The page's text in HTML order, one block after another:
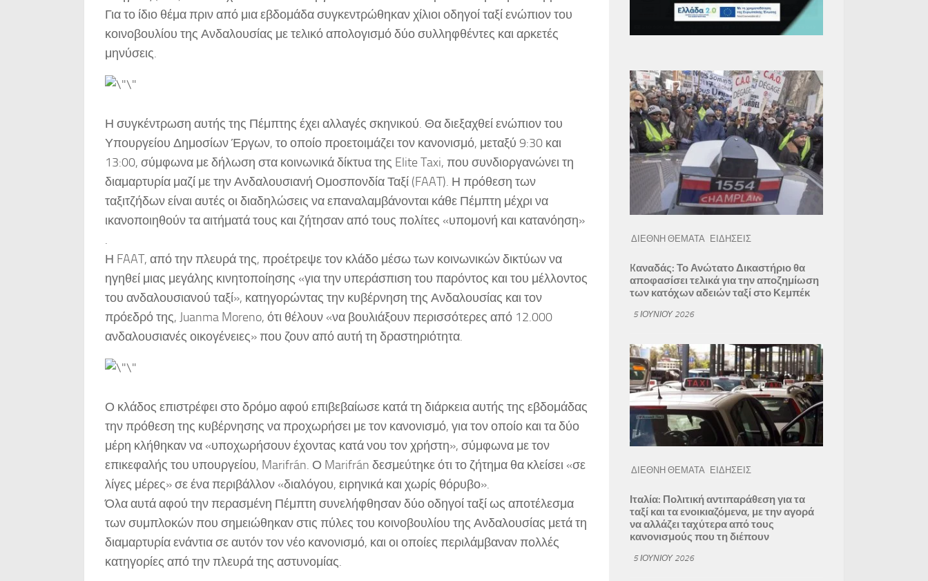
Για το ίδιο θέμα πριν από μια εβδομάδα συγκεντρώθηκαν χίλιοι οδηγοί ταξί ενώπιον του
κοινοβουλίου της Ανδαλουσίας με τελικό απολογισμό δύο συλληφθέντες και αρκετές
μηνύσεις.
Η συγκέντρωση αυτής της Πέμπτης έχει αλλαγές σκηνικού. Θα διεξαχθεί ενώπιον του
Υπουργείου Δημοσίων Έργων, το οποίο προετοιμάζει τον κανονισμό, μεταξύ 9:30 και
13:00, σύμφωνα με δήλωση στα κοινωνικά δίκτυα της Elite Taxi, που συνδιοργανώνει τη
διαμαρτυρία μαζί με την Ανδαλουσιανή Ομοσπονδία Ταξί (FAAT). Η πρόθεση των
ταξιτζήδων είναι αυτές οι διαδηλώσεις να επαναλαμβάνονται κάθε Πέμπτη μέχρι να
ικανοποιηθούν τα αιτήματά τους και ζήτησαν από τους πολίτες «υπομονή και κατανόηση»
.
Η FAAT, από την πλευρά της, προέτρεψε τον κλάδο μέσω των κοινωνικών δικτύων να
ηγηθεί μιας μεγάλης κινητοποίησης «για την υπεράσπιση του παρόντος και του μέλλοντος
του ανδαλουσιανού ταξί», κατηγορώντας την κυβέρνηση της Ανδαλουσίας και τον
πρόεδρό της, Juanma Moreno, ότι θέλουν «να βουλιάξουν περισσότερες από 12.000
ανδαλουσιανές οικογένειες» που ζουν από αυτή τη δραστηριότητα.
Ο κλάδος επιστρέφει στο δρόμο αφού επιβεβαίωσε κατά τη διάρκεια αυτής της εβδομάδας
την πρόθεση της κυβέρνησης να προχωρήσει με τον κανονισμό, για τον οποίο και τα δύο
μέρη κλήθηκαν να «υποχωρήσουν έχοντας κατά νου τον χρήστη», σύμφωνα με τον
επικεφαλής του υπουργείου, Marifrán. Ο Marifrán δεσμεύτηκε ότι το ζήτημα θα κλείσει «σε
λίγες μέρες» σε ένα περιβάλλον «διαλόγου, ειρηνικά και χωρίς θόρυβο».
Όλα αυτά αφού την περασμένη Πέμπτη συνελήφθησαν δύο οδηγοί ταξί ως αποτέλεσμα
των συμπλοκών που σημειώθηκαν στις πύλες του κοινοβουλίου της Ανδαλουσίας μετά τη
διαμαρτυρία ενάντια σε αυτόν τον νέο κανονισμό, και οι οποίες περιλάμβαναν πολλές
κατηγορίες από την πλευρά της αστυνομίας.
ΔΙΕΘΝΗ ΘΕΜΑΤΑ ΕΙΔΗΣΕΙΣ
Kαναδάς: Το Ανώτατο Δικαστήριο θα
αποφασίσει τελικά για την αποζημίωση
των κατόχων αδειών ταξί στο Κεμπέκ
5 ΙΟΥΝΊΟΥ 2026
ΔΙΕΘΝΗ ΘΕΜΑΤΑ ΕΙΔΗΣΕΙΣ
Ιταλία: Πολιτική αντιπαράθεση για τα
ταξί και τα ενοικιαζόμενα, με την αγορά
να αλλάζει ταχύτερα από τους
κανονισμούς που τη διέπουν
5 ΙΟΥΝΊΟΥ 2026